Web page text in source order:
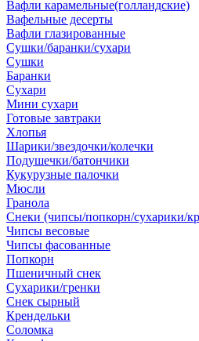
Вафли карамельные(голландские)
Вафельные десерты
Вафли глазированные
Сушки/баранки/сухари
Сушки
Баранки
Сухари
Мини сухари
Готовые завтраки
Хлопья
Шарики/звездочки/колечки
Подушечки/батончики
Кукурузные палочки
Мюсли
Гранола
Снеки (чипсы/попкорн/сухарики/
Чипсы весовые
Чипсы фасованные
Попкорн
Пшеничный снек
Сухарики/гренки
Снек сырный
Крендельки
Соломка